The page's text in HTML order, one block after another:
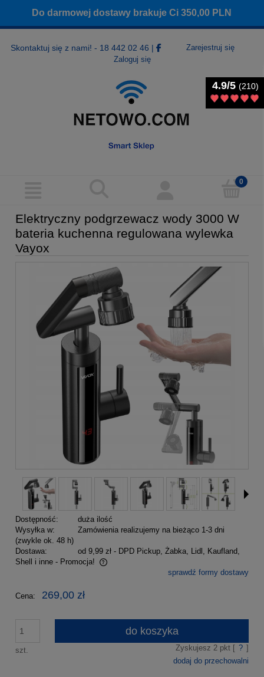
Do darmowej dostawy brakuje Ci350,00 PLN
Skontaktuj się z nami! - 18 442 02 46 |
Zarejestruj się
Zaloguj się
Elektryczny podgrzewacz wody 3000 W
bateria kuchenna regulowana wylewka
Vayox
Dostępność:
duża ilość
Wysyłka w:
Zamówienia realizujemy na bieżąco 1-3 dni
(zwykle ok. 48 h)
Dostawa:
od 9,99 zł - DPD Pickup, Żabka, Lidl, Kaufland,
Shell i inne - Promocja!
Cena nie zawiera ewentualnych kosztów płatnościsprawdź formy dostawy
Cena: 269,00 zł
szt.
do koszyka
Zyskujesz 2pkt [ ? ]
dodaj do przechowalni
4.9/5 (210)
4.9/5 (210)